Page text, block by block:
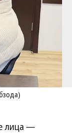
лица —